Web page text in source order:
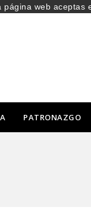
PATRONAZGO
web aceptas